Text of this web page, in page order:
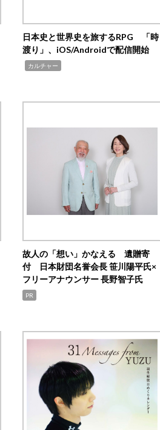
日本史と世界史を旅するRPG 「時
渡り」、iOS/Androidで配信開始
カルチャー
故人の「想い」かなえる 遺贈寄
付 日本財団名誉会長 笹川陽平氏×
フリーアナウンサー 長野智子氏
PR